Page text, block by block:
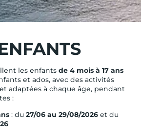
les enfants de 4 mois à 17 ans
et ados, avec des activités
adaptées à chaque âge, pendant
:
: du 27/06 au 29/08/2026 et du